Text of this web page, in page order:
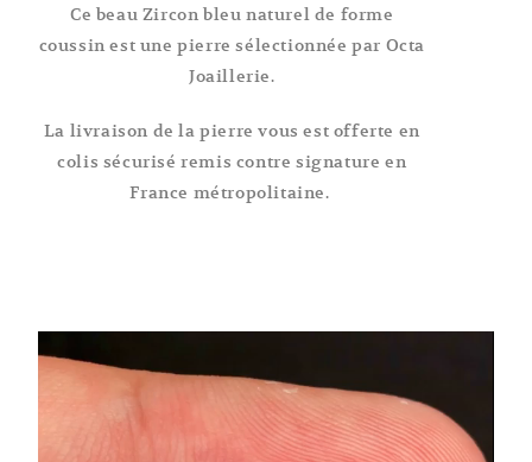
Ce beau Zircon bleu naturel de forme
coussin est une pierre sélectionnée par Octa
Joaillerie.
La livraison de la pierre vous est offerte en
colis sécurisé remis contre signature en
France métropolitaine.